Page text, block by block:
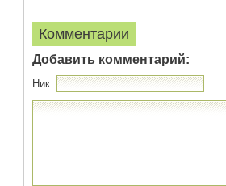
Комментарии
Добавить комментарий:
Ник: